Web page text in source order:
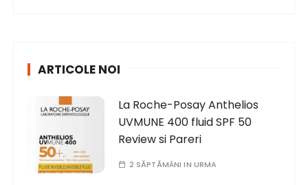
ARTICOLE NOI
La Roche-Posay Anthelios
UVMUNE 400 fluid SPF 50
Review si Pareri
2 SĂPTĂMÂNI IN URMA